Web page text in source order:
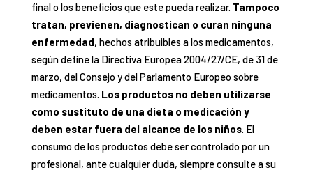
final o los beneficios que este pueda realizar. Tampoco
tratan, previenen, diagnostican o curan ninguna
enfermedad, hechos atribuibles a los medicamentos,
según define la Directiva Europea 2004/27/CE, de 31 de
marzo, del Consejo y del Parlamento Europeo sobre
medicamentos. Los productos no deben utilizarse
como sustituto de una dieta o medicación y
deben estar fuera del alcance de los niños. El
consumo de los productos debe ser controlado por un
profesional, ante cualquier duda, siempre consulte a su